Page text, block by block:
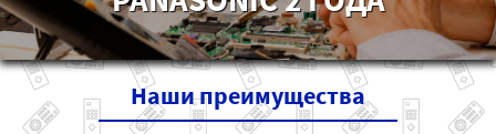
Нашипреимущества